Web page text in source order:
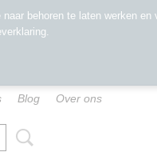
Blog Over ons
behoren te laten werken en